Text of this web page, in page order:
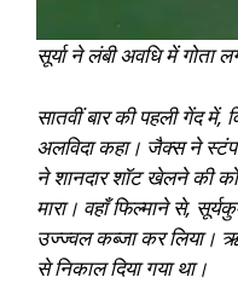
सूर्या ने लंबी अवधि में गोता
सातवीं बार की पहली गेंद
अलविदा कहा। जैक्स ने
ने शानदार शॉट खेलने की
मारा। वहाँ फिल्माने से,
उज्ज्वल कब्जा कर लिया।
से निकाल दिया गया था।